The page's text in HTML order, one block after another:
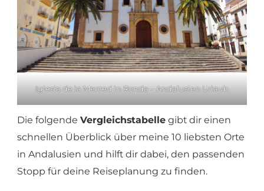
Iglesia de la Merced in Ronda – Andalusien Urlaub
Die folgende Vergleichstabelle gibt dir einen
schnellen Überblick über meine 10 liebsten Orte
in Andalusien und hilft dir dabei, den passenden
Stopp für deine Reiseplanung zu finden.